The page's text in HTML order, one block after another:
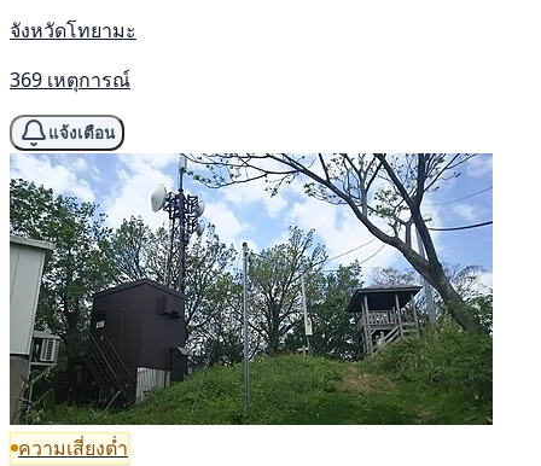
จังหวัดโทยามะ
369 เหตุการณ์
แจ้งเตือน
ความเสี่ยงต่ำ